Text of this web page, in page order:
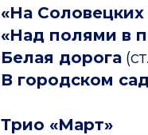
«На Соловецких
«Над полями в
Белая дорога
В городском
Трио «Март»